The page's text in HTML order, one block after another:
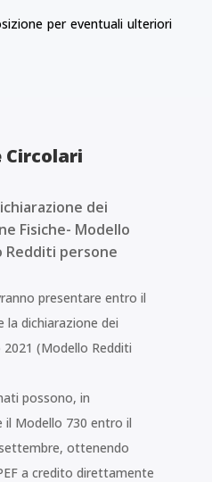
per eventuali ulteriori
Circolari
dei
Fisiche- Modello
Redditi persone
presentare entro il
la dichiarazione dei
2021 (Modello Redditi
possono, in
Modello 730 entro il
ottenendo
a credito direttamente